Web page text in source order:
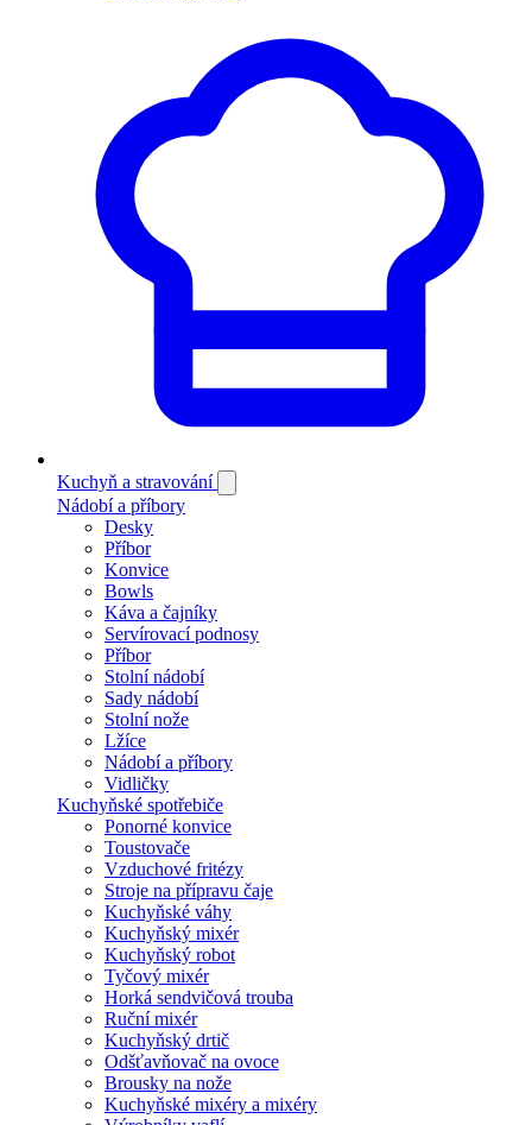
Kuchyň a stravování
Nádobí a příbory
Desky
Příbor
Konvice
Bowls
Káva a čajníky
Servírovací podnosy
Příbor
Stolní nádobí
Sady nádobí
Stolní nože
Lžíce
Nádobí a příbory
Vidličky
Kuchyňské spotřebiče
Ponorné konvice
Toustovače
Vzduchové fritézy
Stroje na přípravu čaje
Kuchyňské váhy
Kuchyňský mixér
Kuchyňský robot
Tyčový mixér
Horká sendvičová trouba
Ruční mixér
Kuchyňský drtič
Odšťavňovač na ovoce
Brousky na nože
Kuchyňské mixéry a mixéry